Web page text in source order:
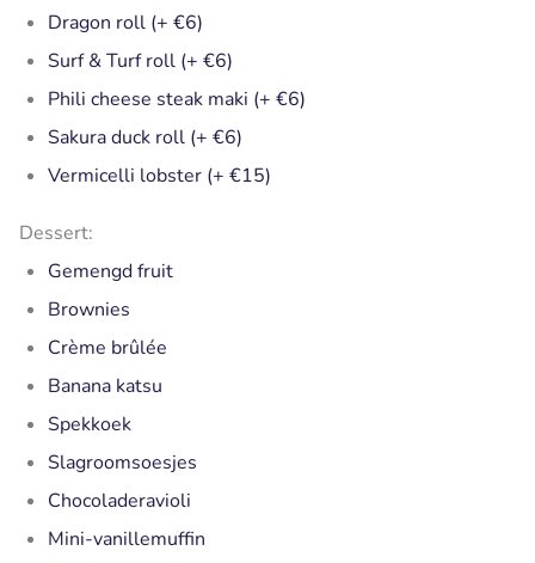
Dragon roll (+ €6)
Surf & Turf roll (+ €6)
Phili cheese steak maki (+ €6)
Sakura duck roll (+ €6)
Vermicelli lobster (+ €15)
Dessert:
Gemengd fruit
Brownies
Crème brûlée
Banana katsu
Spekkoek
Slagroomsoesjes
Chocoladeravioli
Mini-vanillemuffin